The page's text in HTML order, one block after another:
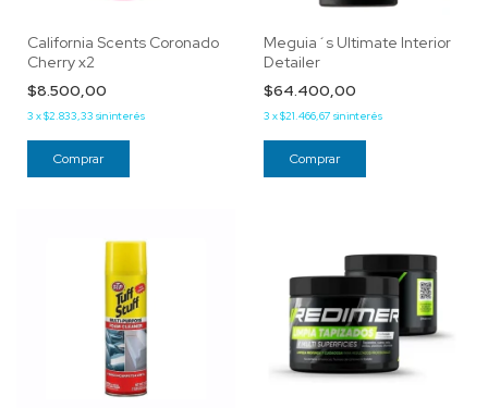
California Scents Coronado
Cherry x2
$8.500,00
3 x$2.833,33 sin interés
Meguia´s Ultimate Interior
Detailer
$64.400,00
3 x$21.466,67 sin interés